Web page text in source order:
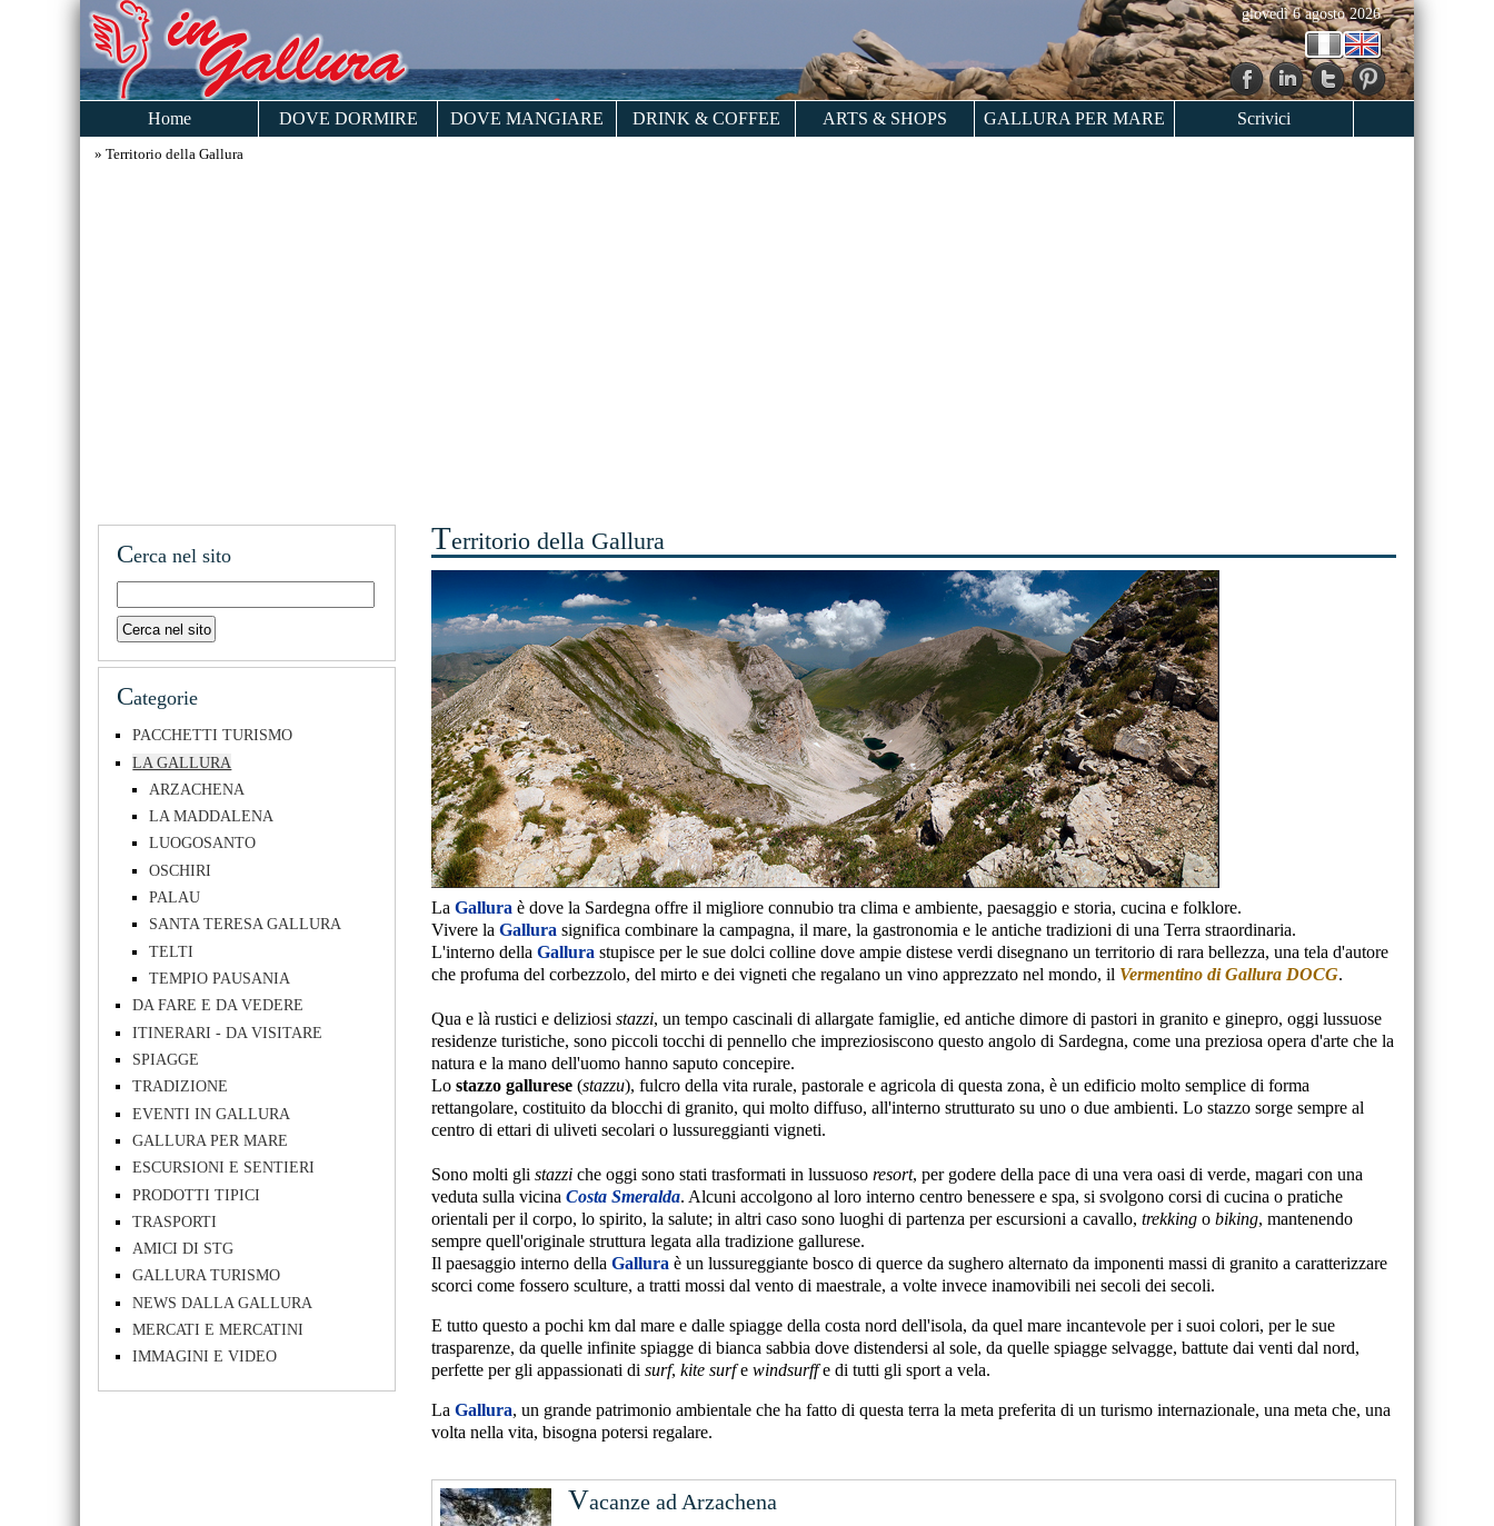
giovedì 6 agosto 2026
Home DOVE DORMIRE DOVE MANGIARE DRINK & COFFEE ARTS & SHOPS GALLURA PER MARE Scrivici
» Territorio della Gallura
Territorio della Gallura
La Gallura è dove la Sardegna offre il migliore connubio tra clima e ambiente, paesaggio e storia, cucina e folklore.
Vivere la Gallura significa combinare la campagna, il mare, la gastronomia e le antiche tradizioni di una Terra straordinaria.
L'interno della Gallura stupisce per le sue dolci colline dove ampie distese verdi disegnano un territorio di rara bellezza, una tela d'autore
che profuma del corbezzolo, del mirto e dei vigneti che regalano un vino apprezzato nel mondo, il Vermentino di Gallura DOCG.
Qua e là rustici e deliziosi stazzi, un tempo cascinali di allargate famiglie, ed antiche dimore di pastori in granito e ginepro, oggi lussuose
residenze turistiche, sono piccoli tocchi di pennello che impreziosiscono questo angolo di Sardegna, come una preziosa opera d'arte che la
natura e la mano dell'uomo hanno saputo concepire.
Lo stazzo gallurese (stazzu), fulcro della vita rurale, pastorale e agricola di questa zona, è un edificio molto semplice di forma
rettangolare, costituito da blocchi di granito, qui molto diffuso, all'interno strutturato su uno o due ambienti. Lo stazzo sorge sempre al
centro di ettari di uliveti secolari o lussureggianti vigneti.
Sono molti gli stazzi che oggi sono stati trasformati in lussuoso resort, per godere della pace di una vera oasi di verde, magari con una
veduta sulla vicina Costa Smeralda. Alcuni accolgono al loro interno centro benessere e spa, si svolgono corsi di cucina o pratiche
orientali per il corpo, lo spirito, la salute; in altri caso sono luoghi di partenza per escursioni a cavallo, trekking o biking, mantenendo
sempre quell'originale struttura legata alla tradizione gallurese.
Il paesaggio interno della Gallura è un lussureggiante bosco di querce da sughero alternato da imponenti massi di granito a caratterizzare
scorci come fossero sculture, a tratti mossi dal vento di maestrale, a volte invece inamovibili nei secoli dei secoli.
E tutto questo a pochi km dal mare e dalle spiagge della costa nord dell'isola, da quel mare incantevole per i suoi colori, per le sue
trasparenze, da quelle infinite spiagge di bianca sabbia dove distendersi al sole, da quelle spiagge selvagge, battute dai venti dal nord,
perfette per gli appassionati di surf, kite surfe windsurffe di tutti gli sport a vela.
La Gallura, un grande patrimonio ambientale che ha fatto di questa terra la meta preferita di un turismo internazionale, una meta che, una
volta nella vita, bisogna potersi regalare.
Vacanze ad Arzachena
Cerca nel sito
Categorie
PACCHETTI TURISMO
LA GALLURA
ARZACHENA
LA MADDALENA
LUOGOSANTO
OSCHIRI
PALAU
SANTA TERESA GALLURA
TELTI
TEMPIO PAUSANIA
DA FARE E DA VEDERE
ITINERARI - DA VISITARE
SPIAGGE
TRADIZIONE
EVENTI IN GALLURA
GALLURA PER MARE
ESCURSIONI E SENTIERI
PRODOTTI TIPICI
TRASPORTI
AMICI DI STG
GALLURA TURISMO
NEWS DALLA GALLURA
MERCATI E MERCATINI
IMMAGINI E VIDEO